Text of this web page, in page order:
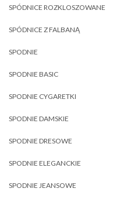
SPÓDNICE ROZKLOSZOWANE
SPÓDNICE Z FALBANĄ
SPODNIE
SPODNIE BASIC
SPODNIE CYGARETKI
SPODNIE DAMSKIE
SPODNIE DRESOWE
SPODNIE ELEGANCKIE
SPODNIE JEANSOWE